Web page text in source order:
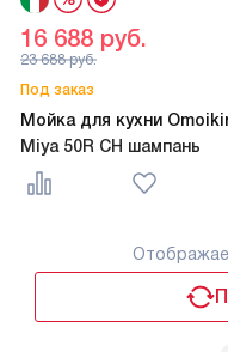
Под заказ
Мойка для кухни
Miya 50R CH шампань
16 688 руб.
23 688руб.